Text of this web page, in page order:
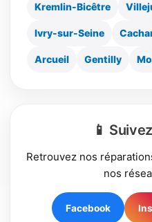
Kremlin-Bicêtre
Ivry-sur-Seine
Arcueil Gentilly
📱
Retrouvez nos
nos
Facebook